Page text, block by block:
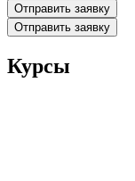
Отправить заявку
Отправить заявку
Курсы